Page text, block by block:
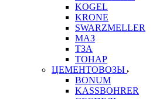
KOGEL
KRONE
SWARZMELLER
МАЗ
ТЗА
ТОНАР
ЦЕМЕНТОВОЗЫ
BONUM
KASSBOHRER